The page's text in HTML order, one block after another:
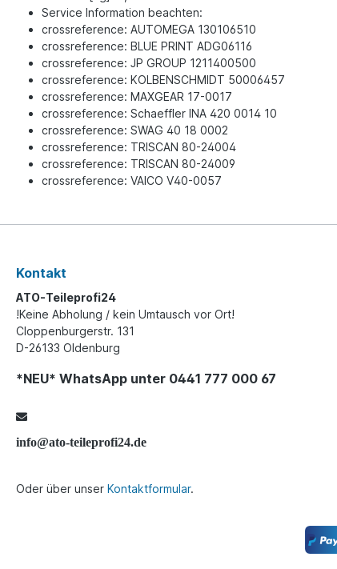
Service Information beachten:
crossreference: AUTOMEGA 130106510
crossreference: BLUE PRINT ADG06116
crossreference: JP GROUP 1211400500
crossreference: KOLBENSCHMIDT 50006457
crossreference: MAXGEAR 17-0017
crossreference: Schaeffler INA 420 0014 10
crossreference: SWAG 40 18 0002
crossreference: TRISCAN 80-24004
crossreference: TRISCAN 80-24009
crossreference: VAICO V40-0057
Kontakt
ATO-Teileprofi24
!Keine Abholung / kein Umtausch vor Ort!
Cloppenburgerstr. 131
D-26133 Oldenburg
*NEU* WhatsApp unter 0441 777 000 67
info@ato-teileprofi24.de
Oder über unser Kontaktformular.